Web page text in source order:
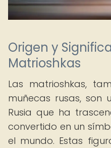
Origen y
Matrioshkas
Las matrioshkas,
muñecas rusas, son
Rusia que ha
convertido en un
el mundo. Estas